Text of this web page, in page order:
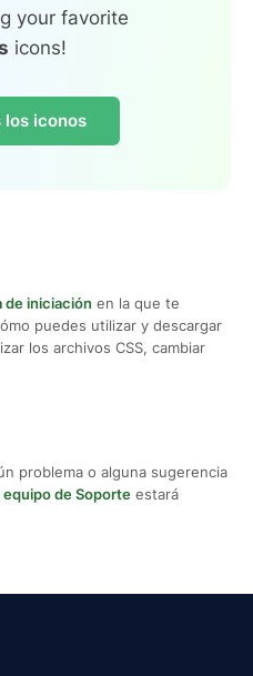
your favorite
icons!
los iconos
de iniciación en la que te
puedes utilizar y descargar
los archivos CSS, cambiar
problema o alguna sugerencia
de Soporte estará